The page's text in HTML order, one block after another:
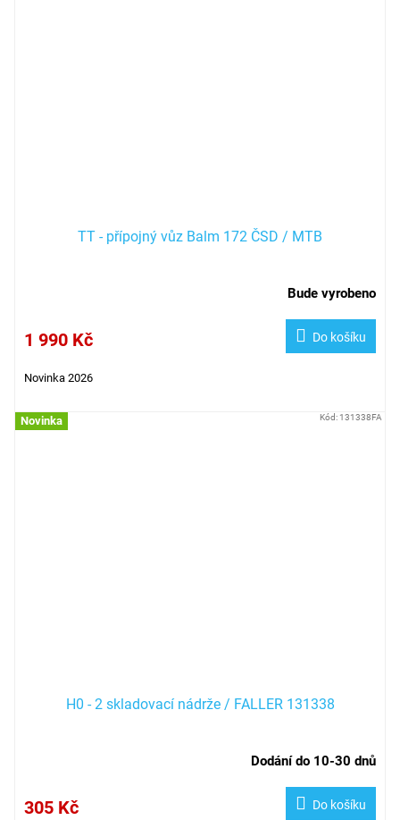
TT - přípojný vůz Balm 172 ČSD / MTB
Bude vyrobeno
1 990 Kč Do košíku
Novinka 2026
Novinka
H0 - 2 skladovací nádrže / FALLER 131338
Dodání do 10-30 dnů
305 Kč Do košíku
Kód: 131338FA